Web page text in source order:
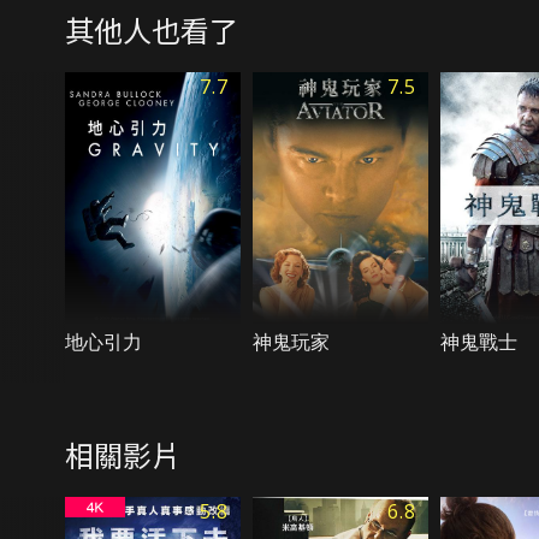
其他人也看了
7.7
地心引力
7.5
神鬼玩家 神鬼戰士
相關影片
5.8 6.8